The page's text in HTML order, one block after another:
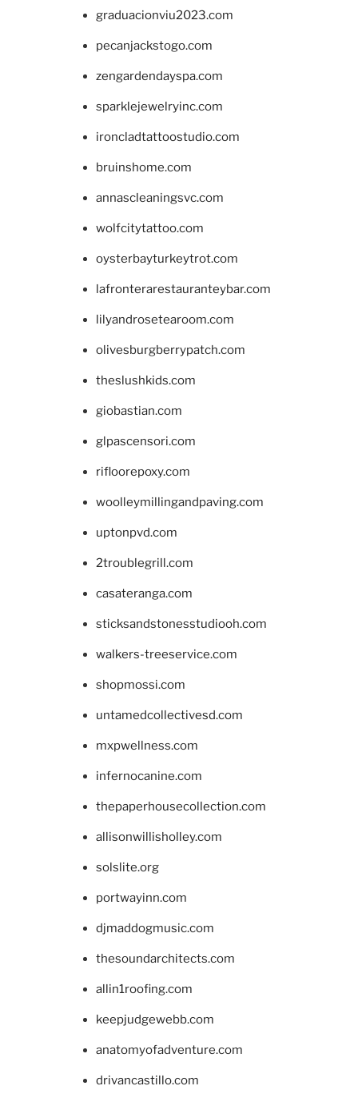
graduacionviu2023.com
pecanjackstogo.com
zengardendayspa.com
sparklejewelryinc.com
ironcladtattoostudio.com
bruinshome.com
annascleaningsvc.com
wolfcitytattoo.com
oysterbayturkeytrot.com
lafronterarestauranteybar.com
lilyandrosetearoom.com
olivesburgberrypatch.com
theslushkids.com
giobastian.com
glpascensori.com
rifloorepoxy.com
woolleymillingandpaving.com
uptonpvd.com
2troublegrill.com
casateranga.com
sticksandstonesstudiooh.com
walkers-treeservice.com
shopmossi.com
untamedcollectivesd.com
mxpwellness.com
infernocanine.com
thepaperhousecollection.com
allisonwillisholley.com
solslite.org
portwayinn.com
djmaddogmusic.com
thesoundarchitects.com
allin1roofing.com
keepjudgewebb.com
anatomyofadventure.com
drivancastillo.com